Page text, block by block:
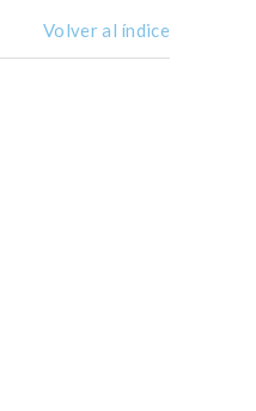
Volver al índice